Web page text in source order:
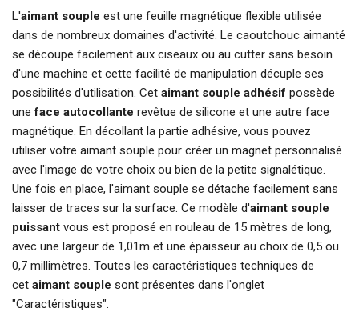
L'aimant souple est une feuille magnétique flexible utilisée
dans de nombreux domaines d'activité. Le caoutchouc aimanté
se découpe facilement aux ciseaux ou au cutter sans besoin
d'une machine et cette facilité de manipulation décuple ses
possibilités d'utilisation. Cet aimant souple adhésif possède
uneface autocollante revêtue de silicone et une autre face
magnétique. En décollant la partie adhésive, vous pouvez
utiliser votre aimant souple pour créer un magnet personnalisé
avec l'image de votre choix ou bien de la petite signalétique.
Une fois en place, l'aimant souple se détache facilement sans
laisser de traces sur la surface. Ce modèle d'aimant souple
puissant vous est proposé en rouleau de 15 mètres de long,
avec une largeur de 1,01m et une épaisseur au choix de 0,5 ou
0,7 millimètres. Toutes les caractéristiques techniques de
cet aimant souple sont présentes dans l'onglet
"Caractéristiques".